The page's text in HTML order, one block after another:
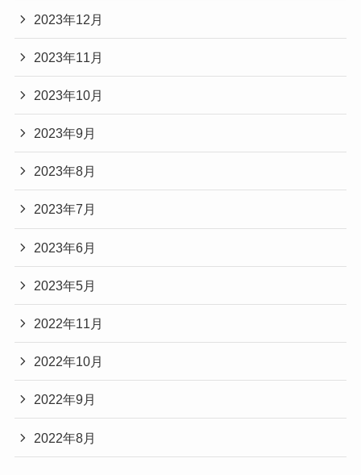
2023年12月
2023年11月
2023年10月
2023年9月
2023年8月
2023年7月
2023年6月
2023年5月
2022年11月
2022年10月
2022年9月
2022年8月